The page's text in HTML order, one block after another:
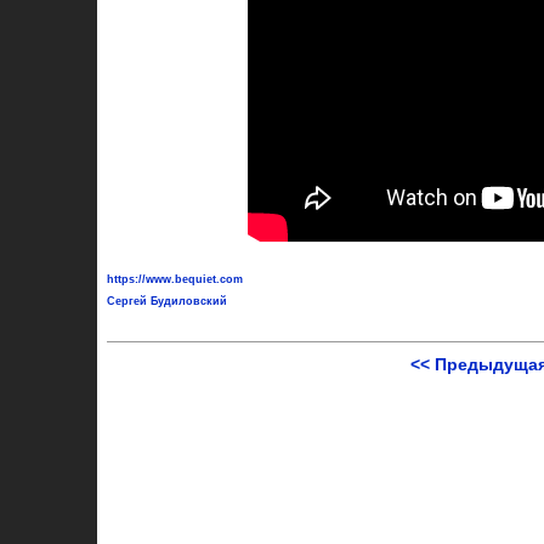
https://www.bequiet.com
Сергей Будиловский
<<